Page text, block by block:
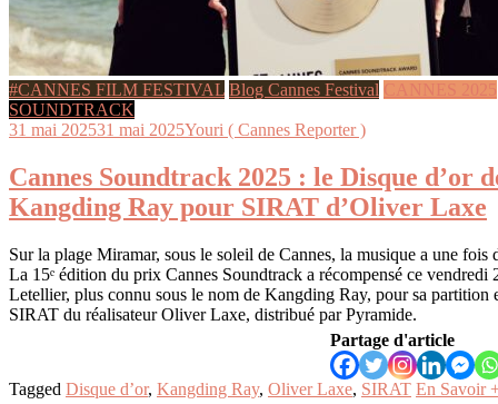
#CANNES FILM FESTIVAL Blog Cannes Festival CANNES 2025
SOUNDTRACK
31 mai 202531 mai 2025Youri ( Cannes Reporter )
Cannes Soundtrack 2025 : le Disque d’or
Kangding Ray pour SIRAT d’Oliver Laxe
Sur la plage Miramar, sous le soleil de Cannes, la musique a une fois
La 15ᵉ édition du prix Cannes Soundtrack a récompensé ce
Letellier, plus connu sous le nom de Kangding Ray, pour sa partition
SIRAT du réalisateur Oliver Laxe, distribué par Pyramide.
Partage d'article
Tagged Disque d’or, Kangding Ray, Oliver Laxe, SIRAT En Savoir